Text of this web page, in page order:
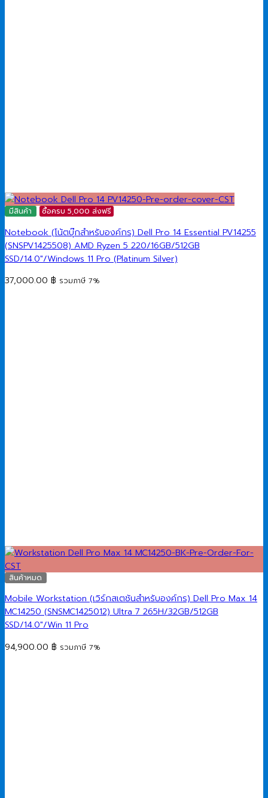
มีสินค้า ซื้อครบ 5,000 ส่งฟรี
Notebook (โน้ตบุ๊กสำหรับองค์กร) Dell Pro 14 Essential PV14255
(SNSPV1425508) AMD Ryzen 5 220/16GB/512GB
SSD/14.0″/Windows 11 Pro (Platinum Silver)
37,000.00 ฿ รวมภาษี 7%
สินค้าหมด
Mobile Workstation (เวิร์กสเตชันสำหรับองค์กร) Dell Pro Max 14
MC14250 (SNSMC1425012) Ultra 7 265H/32GB/512GB
SSD/14.0″/Win 11 Pro
94,900.00 ฿ รวมภาษี 7%